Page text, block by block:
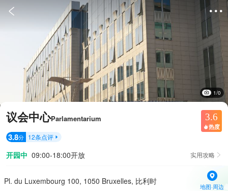
 
1/0
议会中心Parlamentarium 3.6
 热度
3.8分 12条点评 
开园中 09:00-18:00开放 实用攻略 
Pl. du Luxembourg 100, 1050 Bruxelles, 比利时
地图·周边